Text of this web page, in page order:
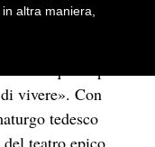
per gli
vivere». Con
tedesco
teatro epico,
altra maniera,